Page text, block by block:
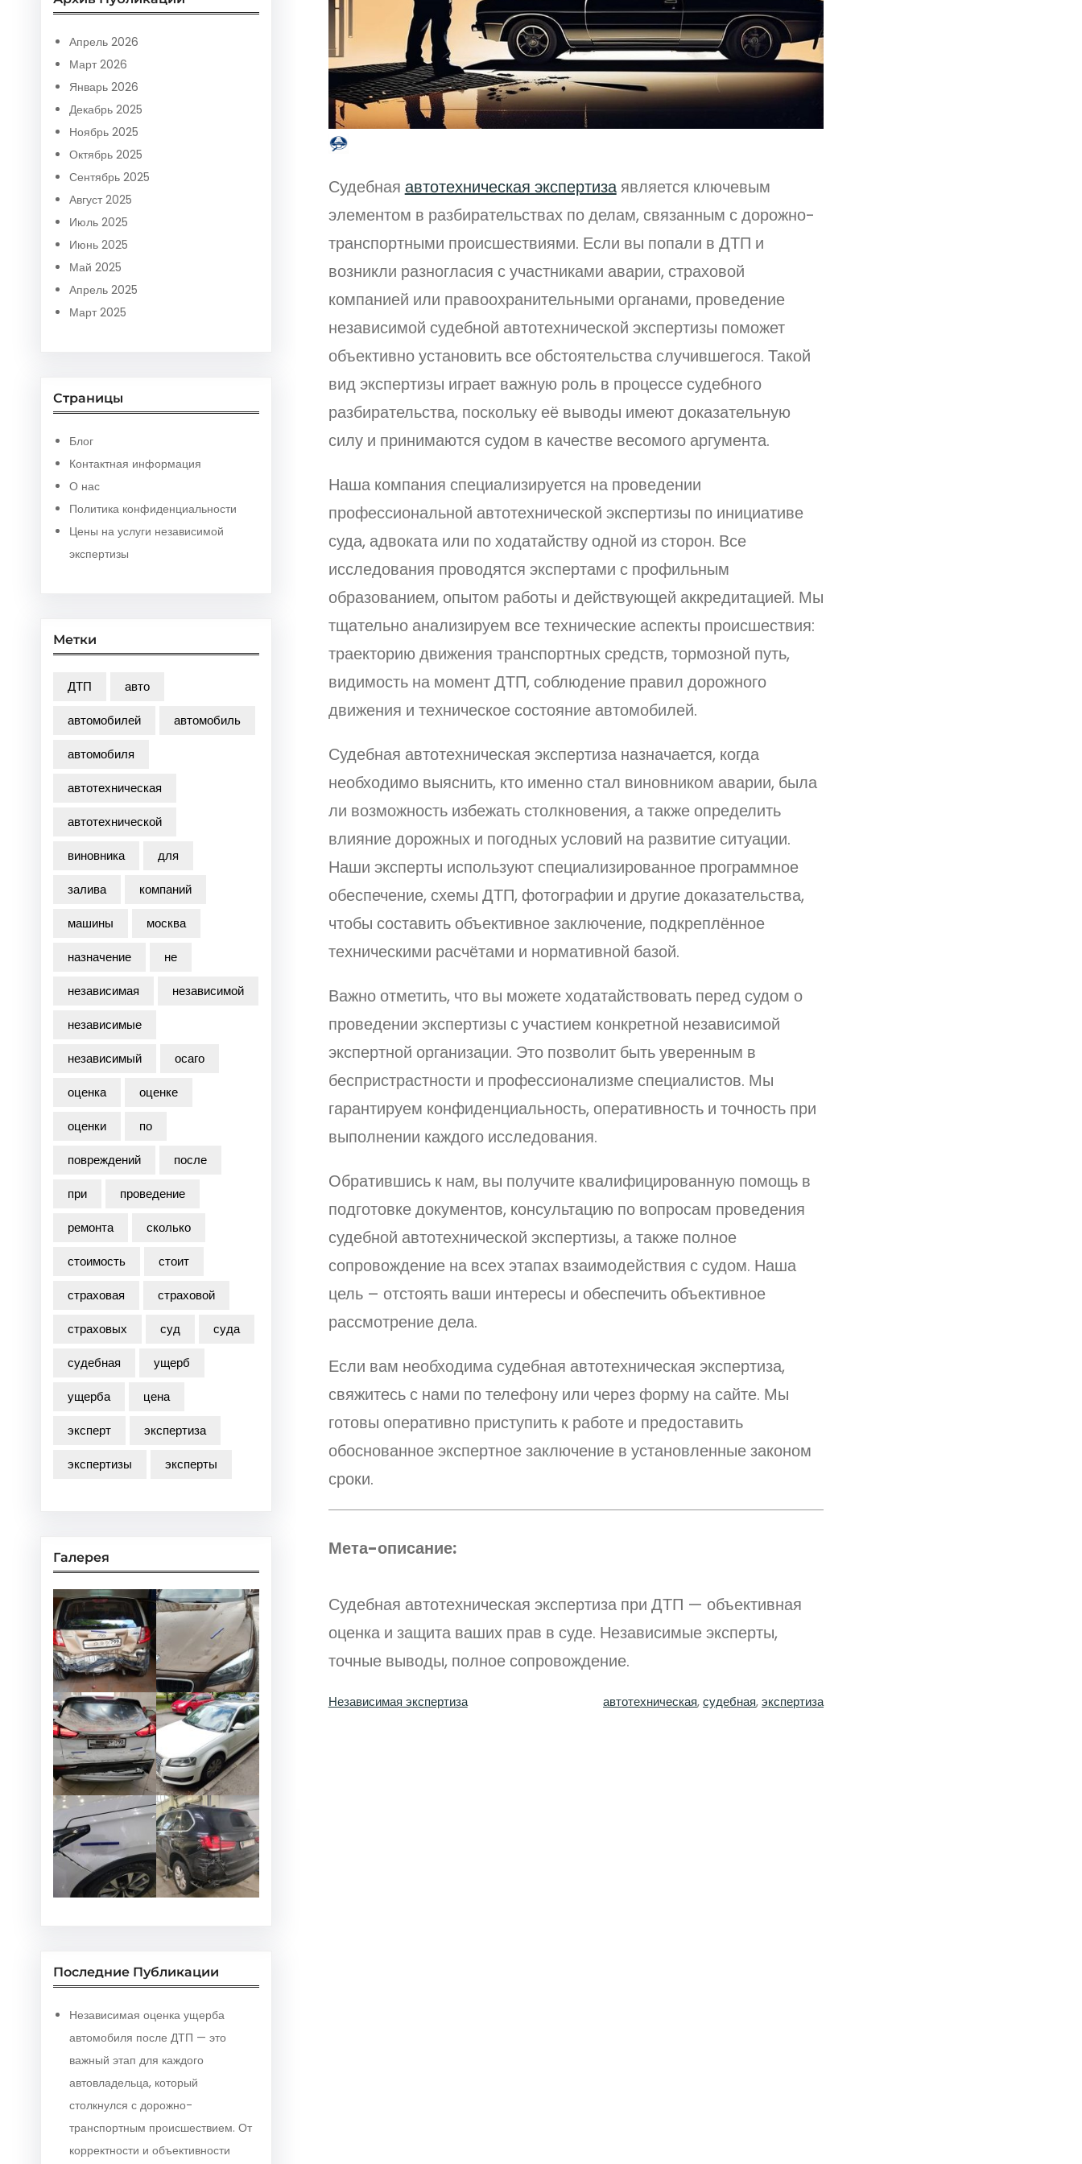
h
Апрель 2026
Март 2026
Январь 2026
Декабрь 2025
Ноябрь 2025
Октябрь 2025
Сентябрь 2025
Август 2025
Июль 2025
Июнь 2025
Май 2025
Апрель 2025
Март 2025
Страницы
Блог
Контактная информация
О нас
Политика конфиденциальности
Цены на услуги независимой
экспертизы
Метки
ДТП
авто
автомобилей
автомобиль
автомобиля
автотехническая
автотехнической
виновника
для
залива
компаний
машины
москва
назначение
не
независимая
независимой
независимые
независимый
осаго
оценка
оценке
оценки
по
повреждений
после
при
проведение
ремонта
сколько
стоимость
стоит
страховая
страховой
страховых
суд
суда
судебная
ущерб
ущерба
цена
эксперт
экспертиза
экспертизы
эксперты
Галерея
Последние Публикации
Независимая оценка ущерба
автомобиля после ДТП — это
важный этап для каждого
автовладельца, который
столкнулся с дорожно-
транспортным происшествием. От
корректности и объективности
Судебная автотехническая экспертизаявляется ключевым
элементом в разбирательствах по делам, связанным с дорожно-
транспортными происшествиями. Если вы попали в ДТП и
возникли разногласия с участниками аварии, страховой
компанией или правоохранительными органами, проведение
независимой судебной автотехнической экспертизы поможет
объективно установить все обстоятельства случившегося. Такой
вид экспертизы играет важную роль в процессе судебного
разбирательства, поскольку её выводы имеют доказательную
силу и принимаются судом в качестве весомого аргумента.
Наша компания специализируется на проведении
профессиональной автотехнической экспертизы по инициативе
суда, адвоката или по ходатайству одной из сторон. Все
исследования проводятся экспертами с профильным
образованием, опытом работы и действующей аккредитацией. Мы
тщательно анализируем все технические аспекты происшествия:
траекторию движения транспортных средств, тормозной путь,
видимость на момент ДТП, соблюдение правил дорожного
движения и техническое состояние автомобилей.
Судебная автотехническая экспертиза назначается, когда
необходимо выяснить, кто именно стал виновником аварии, была
ли возможность избежать столкновения, а также определить
влияние дорожных и погодных условий на развитие ситуации.
Наши эксперты используют специализированное программное
обеспечение, схемы ДТП, фотографии и другие доказательства,
чтобы составить объективное заключение, подкреплённое
техническими расчётами и нормативной базой.
Важно отметить, что вы можете ходатайствовать перед судом о
проведении экспертизы с участием конкретной независимой
экспертной организации. Это позволит быть уверенным в
беспристрастности и профессионализме специалистов. Мы
гарантируем конфиденциальность, оперативность и точность при
выполнении каждого исследования.
Обратившись к нам, вы получите квалифицированную помощь в
подготовке документов, консультацию по вопросам проведения
судебной автотехнической экспертизы, а также полное
сопровождение на всех этапах взаимодействия с судом. Наша
цель – отстоять ваши интересы и обеспечить объективное
рассмотрение дела.
Если вам необходима судебная автотехническая экспертиза,
свяжитесь с нами по телефону или через форму на сайте. Мы
готовы оперативно приступить к работе и предоставить
обоснованное экспертное заключение в установленные законом
сроки.
Мета-описание:
Судебная автотехническая экспертиза при ДТП — объективная
оценка и защита ваших прав в суде. Независимые эксперты,
точные выводы, полное сопровождение.
Независимая экспертиза автотехническая, судебная, экспертиза